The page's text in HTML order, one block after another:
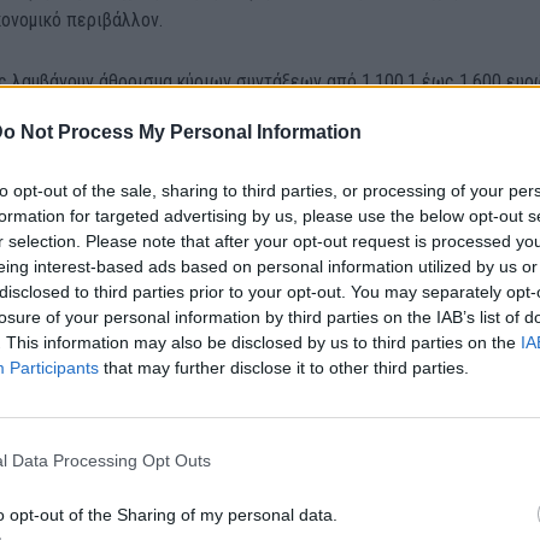
Not Process My Personal Information
opt-out of the sale, sharing to third parties, or processing of your
for targeted advertising by us, please use the below opt-out
selection. Please note that after your opt-out request is processed
interest-based ads based on personal information utilized by us
to third parties prior to your opt-out. You may separately
of your personal information by third parties on the IAB’s list of
This information may also be disclosed by us to third parties on the
Participants that may further disclose it to other third parties.
Data Processing Opt Outs
opt-out of the Sharing of my personal data.
περιβάλλον.
λαμβάνουν άθροισμα κύριων συντάξεων από 1.100,1 έως 1.600
παιδιού.
δικαιούχοι του επιδόματος ΑΜΕΑ του ΟΠΕΚΑ και οι δικαιούχοι του
επιδόματος και λοιπών επιδομάτων αναπηρίας του e-ΕΦΚΑ
ύψους 200 ευρώ.
ανασφάλιστοι υπερήλικες δικαιούχοι του αντίστοιχου επιδόματος
λάβουν ενίσχυση 200 ευρώ.